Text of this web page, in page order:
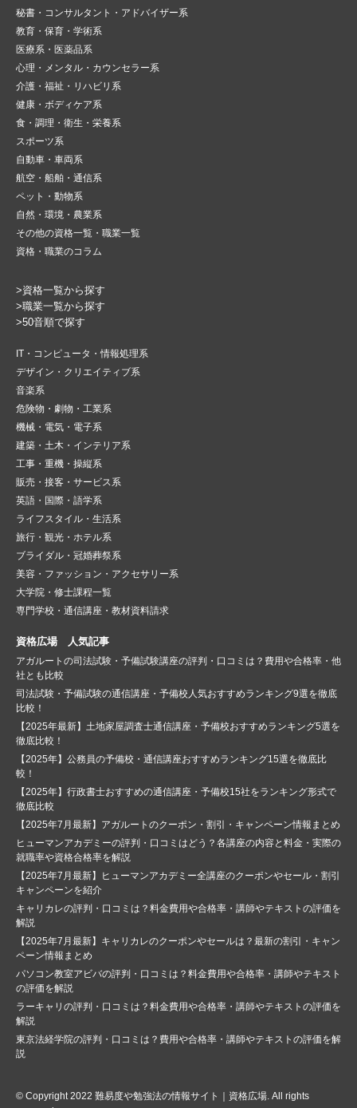
秘書・コンサルタント・アドバイザー系
教育・保育・学術系
医療系・医薬品系
心理・メンタル・カウンセラー系
介護・福祉・リハビリ系
健康・ボディケア系
食・調理・衛生・栄養系
スポーツ系
自動車・車両系
航空・船舶・通信系
ペット・動物系
自然・環境・農業系
その他の資格一覧・職業一覧
資格・職業のコラム
>資格一覧から探す
>職業一覧から探す
>50音順で探す
IT・コンピュータ・情報処理系
デザイン・クリエイティブ系
音楽系
危険物・劇物・工業系
機械・電気・電子系
建築・土木・インテリア系
工事・重機・操縦系
販売・接客・サービス系
英語・国際・語学系
ライフスタイル・生活系
旅行・観光・ホテル系
ブライダル・冠婚葬祭系
美容・ファッション・アクセサリー系
大学院・修士課程一覧
専門学校・通信講座・教材資料請求
資格広場 人気記事
アガルートの司法試験・予備試験講座の評判・口コミは？費用や合格率・他
社とも比較
司法試験・予備試験の通信講座・予備校人気おすすめランキング9選を徹底
比較！
【2025年最新】土地家屋調査士通信講座・予備校おすすめランキング5選を
徹底比較！
【2025年】公務員の予備校・通信講座おすすめランキング15選を徹底比
較！
【2025年】行政書士おすすめの通信講座・予備校15社をランキング形式で
徹底比較
【2025年7月最新】アガルートのクーポン・割引・キャンペーン情報まとめ
ヒューマンアカデミーの評判・口コミはどう？各講座の内容と料金・実際の
就職率や資格合格率を解説
【2025年7月最新】ヒューマンアカデミー全講座のクーポンやセール・割引
キャンペーンを紹介
キャリカレの評判・口コミは？料金費用や合格率・講師やテキストの評価を
解説
【2025年7月最新】キャリカレのクーポンやセールは？最新の割引・キャン
ペーン情報まとめ
パソコン教室アビバの評判・口コミは？料金費用や合格率・講師やテキスト
の評価を解説
ラーキャリの評判・口コミは？料金費用や合格率・講師やテキストの評価を
解説
東京法経学院の評判・口コミは？費用や合格率・講師やテキストの評価を解
説
© Copyright 2022 難易度や勉強法の情報サイト｜資格広場. All rights